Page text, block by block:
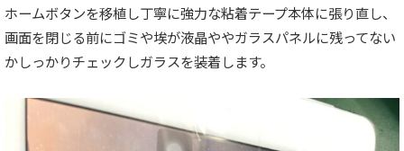
ホームボタンを移植し丁寧に強力な粘着テープ本体に張り直し、
画面を閉じる前にゴミや埃が液晶ややガラスパネルに残ってない
かしっかりチェックしガラスを装着します。